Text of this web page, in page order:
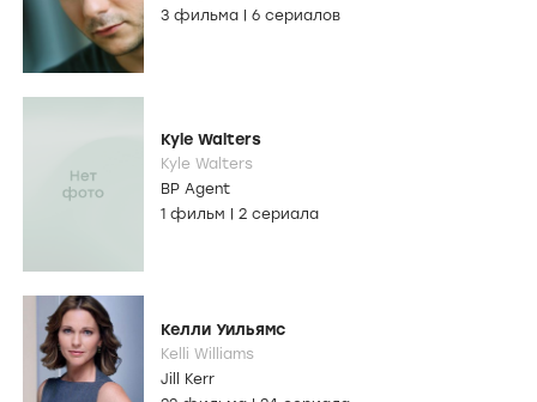
3 фильма
6 сериалов
Kyle Walters
Kyle Walters
BP Agent
1 фильм
2 сериала
Келли Уильямс
Kelli Williams
Jill Kerr